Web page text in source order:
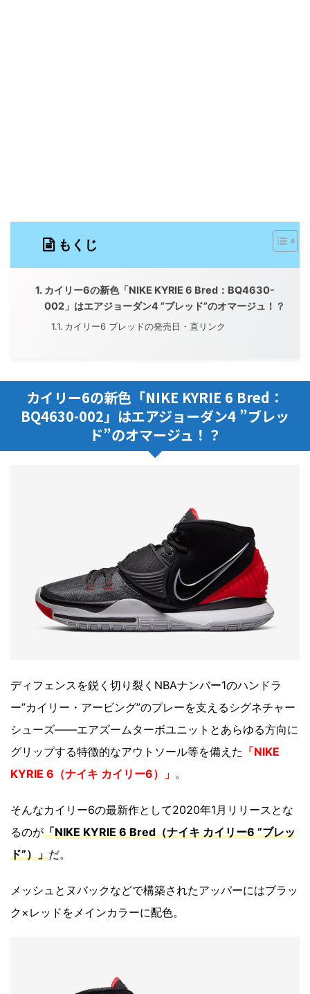
もくじ
カイリー6の新色「NIKE KYRIE 6 Bred：BQ4630-
002」はエアジョーダン4 ”ブレッド”のオマージュ！？
カイリー6 ブレッドの発売日・直リンク
カイリー6の新色「NIKE KYRIE 6 Bred：
BQ4630-002」はエアジョーダン4 ”ブレッ
ド”のオマージュ！？
ディフェンスを鋭く切り裂くNBAナンバー1のハンドラ
ー”カイリー・アービング”のプレーを支えるシグネチャー
シューズ――エアズームターボユニットとあらゆる方向に
グリップする特徴的なアウトソール等を備えた 「NIKE
KYRIE 6（ナイキ カイリー6）」 。
そんなカイリー6の最新作として2020年1月リリースとな
るのが「NIKE KYRIE 6 Bred（ナイキ カイリー6 ”ブレッ
ド”）」だ。
メッシュとヌバックなどで構築されたアッパーにはブラッ
ク×レッドをメインカラーに配色。